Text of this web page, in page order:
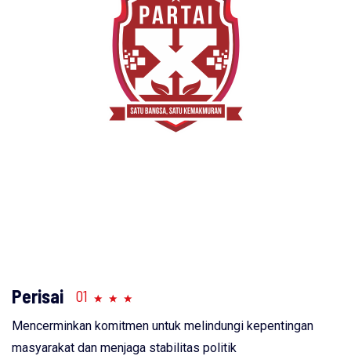
Perisai 01
Mencerminkan komitmen untuk melindungi kepentingan
masyarakat dan menjaga stabilitas politik